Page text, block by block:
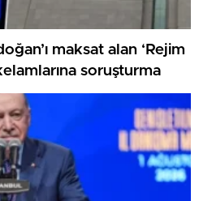
maksat alan ‘Rejim
soruşturma